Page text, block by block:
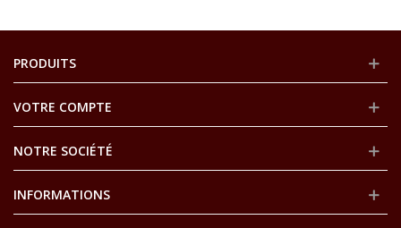
PRODUITS
VOTRE COMPTE
NOTRE SOCIÉTÉ
INFORMATIONS